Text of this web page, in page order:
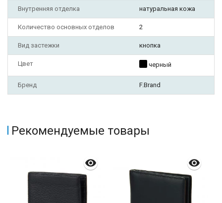
Внутренняя отделка натуральная кожа
Количество основных отделов 2
Вид застежки кнопка
Цвет черный
Бренд F.Brand
Рекомендуемые товары